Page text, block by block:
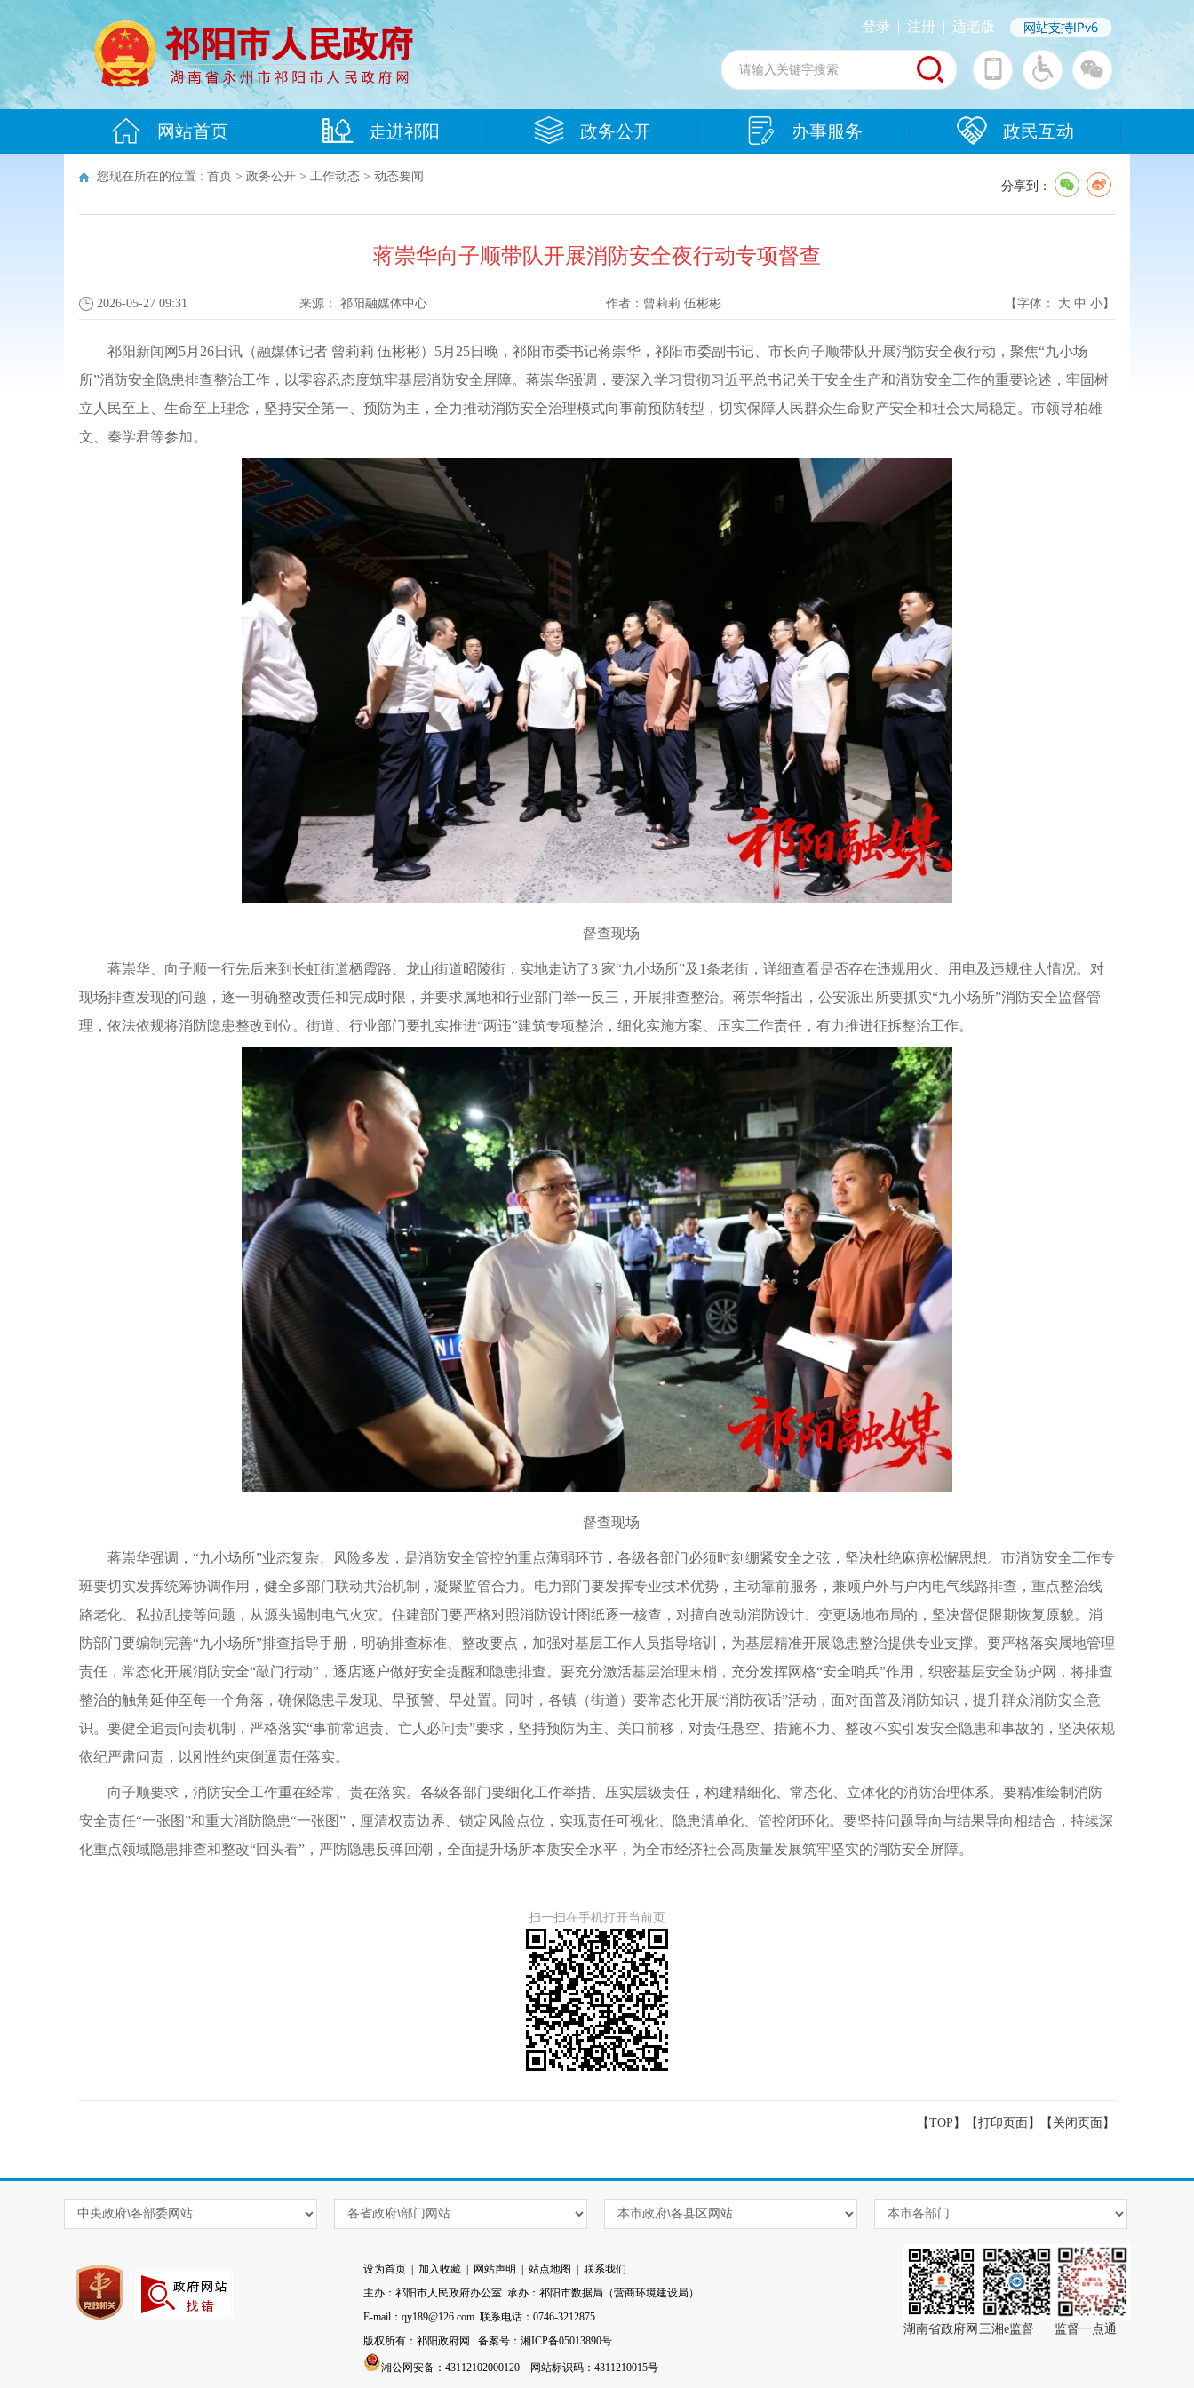
登录 | 注册 | 适老版
网站首页 走进祁阳 政务公开 办事服务 政民互动
您现在所在的位置 : 首页 > 政务公开 > 工作动态 > 动态要闻
分享到：
蒋崇华向子顺带队开展消防安全夜行动专项督查
2026-05-27 09:31 来源： 祁阳融媒体中心 作者： 曾莉莉 伍彬彬 【字体： 大 中 小】
祁阳新闻网5月26日讯（融媒体记者 曾莉莉 伍彬彬）5月25日晚，祁阳市委书记蒋崇华，祁阳市委副书记、市长向子顺带队开展消防安全夜行动，聚焦“九小场
所”消防安全隐患排查整治工作，以零容忍态度筑牢基层消防安全屏障。蒋崇华强调，要深入学习贯彻习近平总书记关于安全生产和消防安全工作的重要论述，牢固树
立人民至上、生命至上理念，坚持安全第一、预防为主，全力推动消防安全治理模式向事前预防转型，切实保障人民群众生命财产安全和社会大局稳定。市领导柏雄
文、秦学君等参加。
督查现场
蒋崇华、向子顺一行先后来到长虹街道栖霞路、龙山街道昭陵街，实地走访了3 家“九小场所”及1条老街，详细查看是否存在违规用火、用电及违规住人情况。对
现场排查发现的问题，逐一明确整改责任和完成时限，并要求属地和行业部门举一反三，开展排查整治。蒋崇华指出，公安派出所要抓实“九小场所”消防安全监督管
理，依法依规将消防隐患整改到位。街道、行业部门要扎实推进“两违”建筑专项整治，细化实施方案、压实工作责任，有力推进征拆整治工作。
督查现场
蒋崇华强调，“九小场所”业态复杂、风险多发，是消防安全管控的重点薄弱环节，各级各部门必须时刻绷紧安全之弦，坚决杜绝麻痹松懈思想。市消防安全工作专
班要切实发挥统筹协调作用，健全多部门联动共治机制，凝聚监管合力。电力部门要发挥专业技术优势，主动靠前服务，兼顾户外与户内电气线路排查，重点整治线
路老化、私拉乱接等问题，从源头遏制电气火灾。住建部门要严格对照消防设计图纸逐一核查，对擅自改动消防设计、变更场地布局的，坚决督促限期恢复原貌。消
防部门要编制完善“九小场所”排查指导手册，明确排查标准、整改要点，加强对基层工作人员指导培训，为基层精准开展隐患整治提供专业支撑。要严格落实属地管理
责任，常态化开展消防安全“敲门行动”，逐店逐户做好安全提醒和隐患排查。要充分激活基层治理末梢，充分发挥网格“安全哨兵”作用，织密基层安全防护网，将排查
整治的触角延伸至每一个角落，确保隐患早发现、早预警、早处置。同时，各镇（街道）要常态化开展“消防夜话”活动，面对面普及消防知识，提升群众消防安全意
识。要健全追责问责机制，严格落实“事前常追责、亡人必问责”要求，坚持预防为主、关口前移，对责任悬空、措施不力、整改不实引发安全隐患和事故的，坚决依规
依纪严肃问责，以刚性约束倒逼责任落实。
向子顺要求，消防安全工作重在经常、贵在落实。各级各部门要细化工作举措、压实层级责任，构建精细化、常态化、立体化的消防治理体系。要精准绘制消防
安全责任“一张图”和重大消防隐患“一张图”，厘清权责边界、锁定风险点位，实现责任可视化、隐患清单化、管控闭环化。要坚持问题导向与结果导向相结合，持续深
化重点领域隐患排查和整改“回头看”，严防隐患反弹回潮，全面提升场所本质安全水平，为全市经济社会高质量发展筑牢坚实的消防安全屏障。
扫一扫在手机打开当前页
【TOP】 【打印页面 】【 关闭页面 】
设为首页 加入收藏 网站声明 站点地图
联系我们
主办：祁阳市人民政府办公室 承办：祁阳市数据局（营商环境建设局）
E-mail：qy189@126.com 联系电话：0746-3212875
版权所有：祁阳政府网 备案号：湘ICP备05013890号
湘公网安备：43112102000120 网站标识码：4311210015号
监督一点通
三湘e监督
湖南省政府网